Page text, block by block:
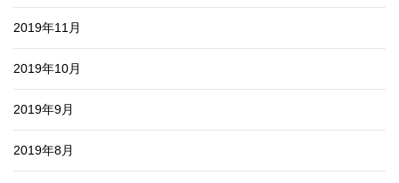
2019年11月
2019年10月
2019年9月
2019年8月